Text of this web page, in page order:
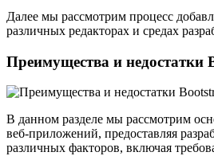
Далее мы рассмотрим процесс
различных редакторах и средах
Преимущества и
В данном разделе мы рассмотрим
веб-приложений, предоставляя
различных факторов, включая